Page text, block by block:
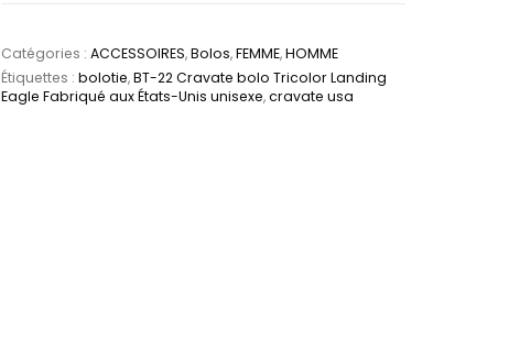
Catégories : ACCESSOIRES,Bolos,FEMME,HOMME
Étiquettes : bolotie,BT-22 Cravate bolo Tricolor Landing
Eagle Fabriqué aux États-Unis unisexe,cravate usa